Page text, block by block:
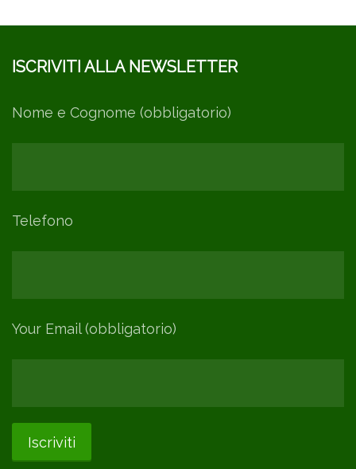
ISCRIVITI ALLA NEWSLETTER
Nome e Cognome (obbligatorio)
Telefono
Your Email (obbligatorio)